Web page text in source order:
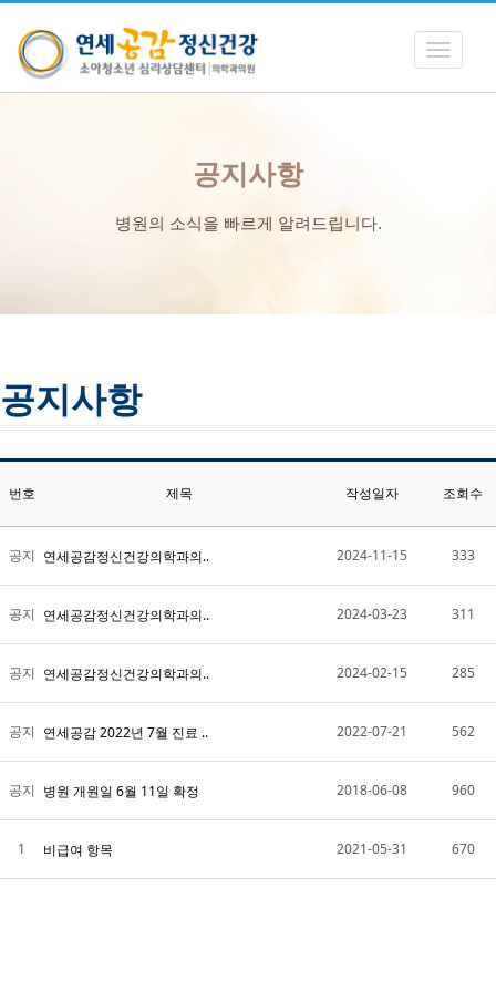
Toggle
공지사항
병원의 소식을 빠르게 알려드립니다.
공지사항
번호 제목 작성일자 조회수
공지 연세공감정신건강의학과의.. 2024-11-15 333
공지 연세공감정신건강의학과의.. 2024-03-23 311
공지 연세공감정신건강의학과의.. 2024-02-15 285
공지 연세공감 2022년 7월 진료 .. 2022-07-21 562
공지 병원 개원일 6월 11일 확정 2018-06-08 960
1 비급여 항목 2021-05-31 670